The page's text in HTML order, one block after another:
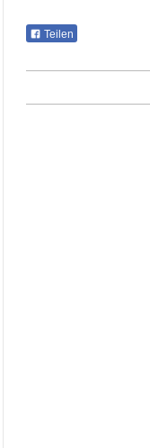
Teilen